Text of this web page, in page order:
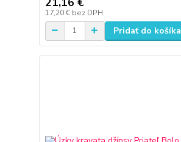
17,20 € bez DPH
Pridať do košíka